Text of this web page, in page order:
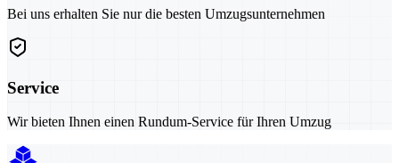
Bei uns erhalten Sie nur die besten Umzugsunternehmen
Service
Wir bieten Ihnen einen Rundum-Service für Ihren Umzug